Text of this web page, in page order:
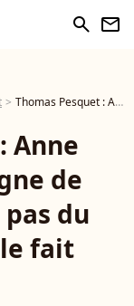
search newsletter
Thomas Pesquet : Anne Mottet, la compagne de l'astronaute, n'est pas du tout contente et le fait savoir !
Anne
de
du
fait